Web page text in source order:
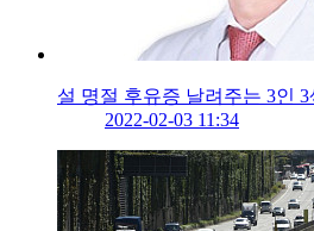
설 명절 후유증 날려주는 3인
2022-02-03 11:34